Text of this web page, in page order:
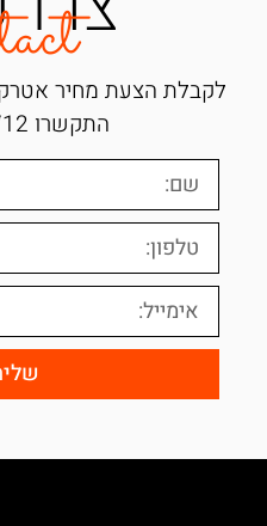
לקבלת הצעת מחיר
התקשרו